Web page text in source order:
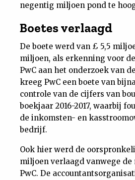
Nieuwsbrief
negentig miljoen pond te
Boetes verlaagd
De boete werd van £ 5,5
miljoen, als erkenning voor
PwC aan het onderzoek van
kreeg PwC een boete van
controle van de cijfers van
boekjaar 2016-2017, waarbij
de inkomsten- en
bedrijf.
Ook hier werd de
miljoen verlaagd vanwege
PwC. De